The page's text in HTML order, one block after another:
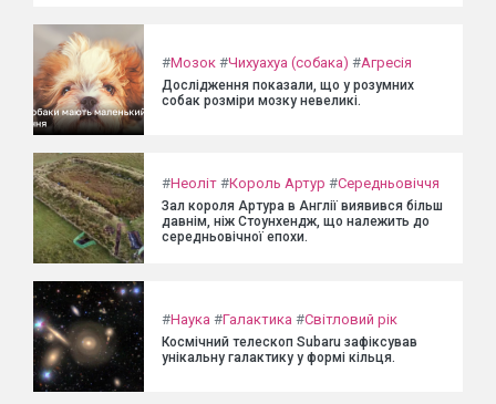
#Мозок #Чихуахуа (собака) #Агресія
Дослідження показали, що у розумних
собак розміри мозку невеликі.
#Неоліт #Король Артур #Середньовіччя
Зал короля Артура в Англії виявився більш
давнім, ніж Стоунхендж, що належить до
середньовічної епохи.
#Наука #Галактика #Світловий рік
Космічний телескоп Subaru зафіксував
унікальну галактику у формі кільця.